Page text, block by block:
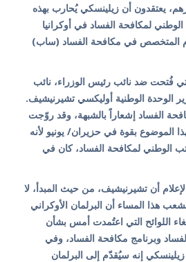
يعتقدون أن زيلينسكي يُحارب بهذه
لمكافحة الفساد في أوكرانيا
المتخصص في مكافحة الفساد (ساب)
فُتحت ضد نائب رئيس الوزراء، نائب
الوحدة الوطنية أوليكسي تشيرنيشيف.
الفساد إشعاراً بالشبهة، وقد روّجت
الموضوع بقوة في حزيران/ يونيو لأنه
الوطني لمكافحة الفساد، كان في
أن تشيرنيشيف، من حيث المبدأ، لا
هذا المساء أن البرلمان الأوكراني
اللوائح التي اعتُمدت أمس بشأن
وبرنامج مكافحة الفساد، وفي
إنه سيُقدّم إلى البرلمان